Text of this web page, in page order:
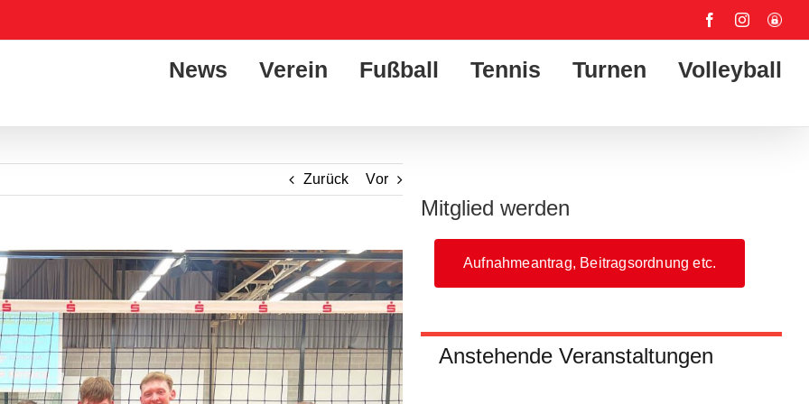
FacebookInstagram
User-
News Verein Fußball Tennis Turnen Volleyball
Zurück Vor
Mitglied werden
Aufnahmeantrag, Beitragsordnung etc.
Anstehende Veranstaltungen